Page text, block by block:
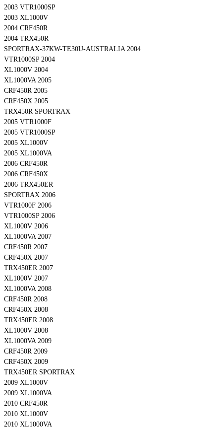
2003 VTR1000SP
2003 XL1000V
2004 CRF450R
2004 TRX450R
SPORTRAX-37KW-TE30U-AUSTRALIA 2004
VTR1000SP 2004
XL1000V 2004
XL1000VA 2005
CRF450R 2005
CRF450X 2005
TRX450R SPORTRAX
2005 VTR1000F
2005 VTR1000SP
2005 XL1000V
2005 XL1000VA
2006 CRF450R
2006 CRF450X
2006 TRX450ER
SPORTRAX 2006
VTR1000F 2006
VTR1000SP 2006
XL1000V 2006
XL1000VA 2007
CRF450R 2007
CRF450X 2007
TRX450ER 2007
XL1000V 2007
XL1000VA 2008
CRF450R 2008
CRF450X 2008
TRX450ER 2008
XL1000V 2008
XL1000VA 2009
CRF450R 2009
CRF450X 2009
TRX450ER SPORTRAX
2009 XL1000V
2009 XL1000VA
2010 CRF450R
2010 XL1000V
2010 XL1000VA